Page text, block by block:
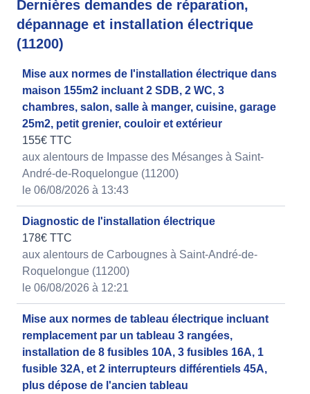
Dernières demandes de réparation,
dépannage et installation électrique
(11200)
Mise aux normes de l'installation électrique dans
maison 155m2 incluant 2 SDB, 2 WC, 3
chambres, salon, salle à manger, cuisine, garage
25m2, petit grenier, couloir et extérieur
155€ TTC
aux alentours de Impasse des Mésanges à Saint-
André-de-Roquelongue (11200)
le 06/08/2026 à 13:43
Diagnostic de l'installation électrique
178€ TTC
aux alentours de Carbougnes à Saint-André-de-
Roquelongue (11200)
le 06/08/2026 à 12:21
Mise aux normes de tableau électrique incluant
remplacement par un tableau 3 rangées,
installation de 8 fusibles 10A, 3 fusibles 16A, 1
fusible 32A, et 2 interrupteurs différentiels 45A,
plus dépose de l'ancien tableau